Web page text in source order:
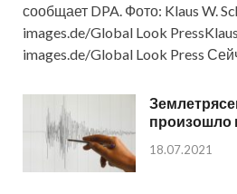
сообщает DPA. Фото: Klaus W.
images.de/Global Look
images.de/Global Look Press
произошло
18.07.2021